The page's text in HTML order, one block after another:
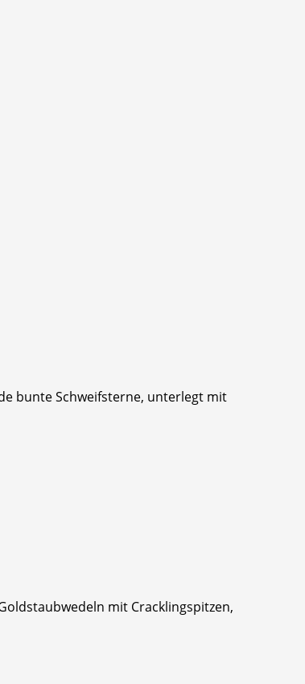
bunte Schweifsterne, unterlegt mit
mit Cracklingspitzen,